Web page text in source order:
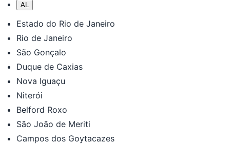
AL
Estado do Rio de Janeiro
Rio de Janeiro
São Gonçalo
Duque de Caxias
Nova Iguaçu
Niterói
Belford Roxo
São João de Meriti
Campos dos Goytacazes